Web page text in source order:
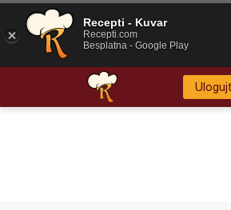
Recepti - Kuvar
Recepti.com
Besplatna - Google Play